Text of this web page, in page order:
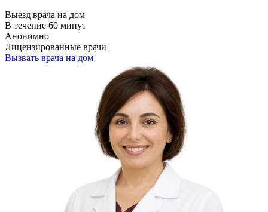
Выезд врача на дом
В течение 60 минут
Анонимно
Лицензированные врачи
Вызвать врача на дом